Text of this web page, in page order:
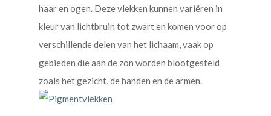
haar en ogen. Deze vlekken kunnen variëren in
kleur van lichtbruin tot zwart en komen voor op
verschillende delen van het lichaam, vaak op
gebieden die aan de zon worden blootgesteld
zoals het gezicht, de handen en de armen.